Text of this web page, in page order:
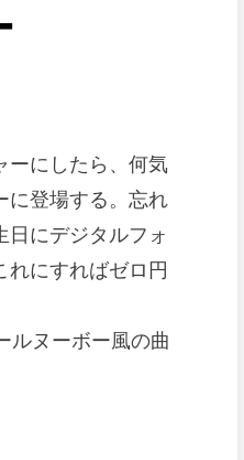
ーにしたら、何気
に登場する。忘れ
日にデジタルフォ
れにすればゼロ円
ヌーボー風の曲